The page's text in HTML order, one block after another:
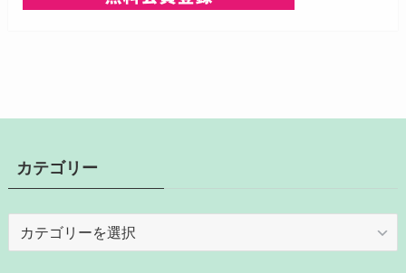
カテゴリー